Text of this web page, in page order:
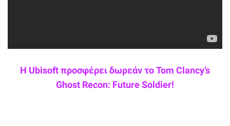
Η Ubisoft προσφέρει δωρεάν το Tom Clancy’s
Ghost Recon: Future Soldier!